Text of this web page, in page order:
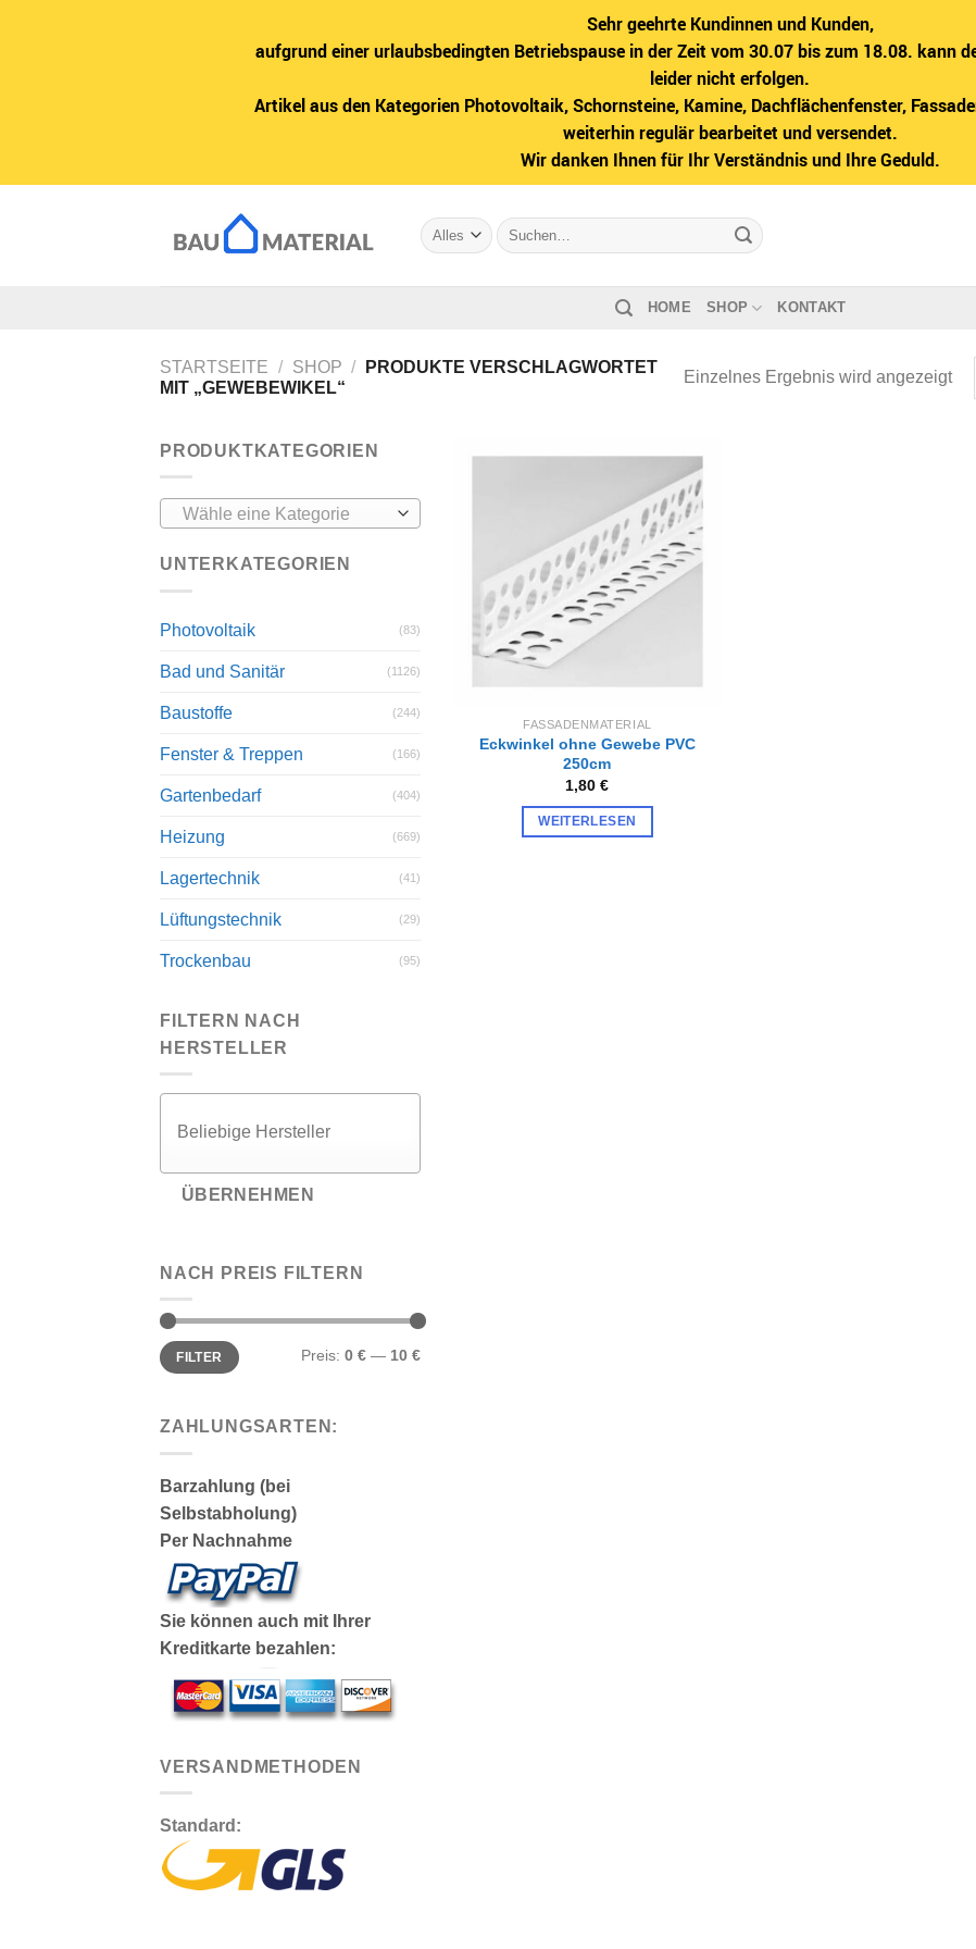
Sehr geehrte Kundinnen und Kunden,
aufgrund einer urlaubsbedingten Betriebspause in der Zeit vom 30.07 bis zum 18.08. kann
leider nicht erfolgen.
Artikel aus den Kategorien Photovoltaik, Schornsteine, Kamine, Dachflächenfenster,
weiterhin regulär bearbeitet und versendet.
Wir danken Ihnen für Ihr Verständnis und Ihre Geduld.
Suche
nach:
HOME SHOP KONTAKT
STARTSEITE / SHOP /
PRODUKTE VERSCHLAGWORTET
MIT „GEWEBEWIKEL“
Einzelnes Ergebnis wird angezeigt
PRODUKTKATEGORIEN
Wähle eine Kategorie
UNTERKATEGORIEN
Photovoltaik (83)
Bad und Sanitär (1126)
Baustoffe (244)
Fenster & Treppen (166)
Gartenbedarf (404)
Heizung (669)
Lagertechnik (41)
Lüftungstechnik (29)
Trockenbau (95)
FILTERN NACH
HERSTELLER
ÜBERNEHMEN
NACH PREIS FILTERN
Min.
Preis
Max.
PreisFILTER Preis: 0 € — 10 €
ZAHLUNGSARTEN:
Barzahlung (bei
Selbstabholung)
Per Nachnahme
Sie können auch mit Ihrer
Kreditkarte bezahlen:
VERSANDMETHODEN
Standard:
Zur
Wunschliste
hinzufügen
FASSADENMATERIAL
Eckwinkel ohne Gewebe PVC
250cm
1,80€
WEITERLESEN